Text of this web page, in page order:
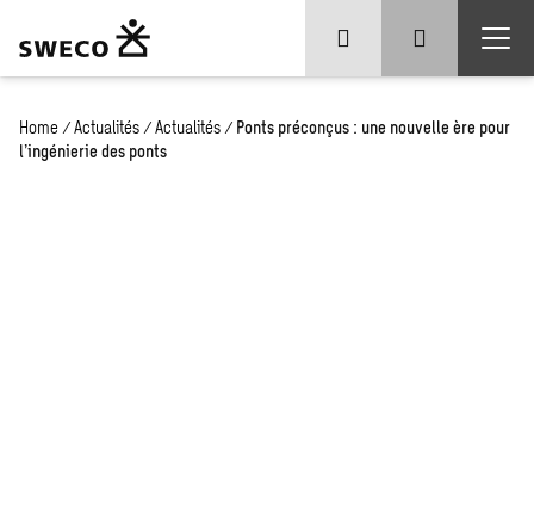
Home / Actualités / Actualités / Ponts préconçus : une nouvelle ère pour
l’ingénierie des ponts